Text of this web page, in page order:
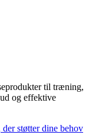
til træning,
og effektive
støtter dine behov